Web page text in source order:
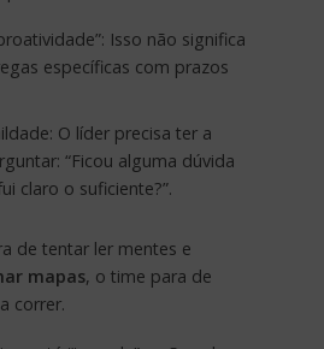
Isso não significa
específicas com prazos
O líder precisa ter a
“Ficou alguma dúvida
claro o suficiente?”.
de tentar ler mentes e
mapas, o time para de
correr.